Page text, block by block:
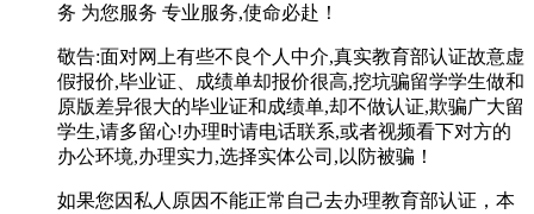
务 为您服务 专业服务,使命必赴！
敬告:面对网上有些不良个人中介,真实教育部认证故意虚
假报价,毕业证、成绩单却报价很高,挖坑骗留学学生做和
原版差异很大的毕业证和成绩单,却不做认证,欺骗广大留
学生,请多留心!办理时请电话联系,或者视频看下对方的
办公环境,办理实力,选择实体公司,以防被骗！
如果您因私人原因不能正常自己去办理教育部认证，本